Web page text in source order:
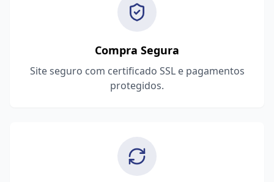
Compra Segura
Site seguro com certificado SSL e pagamentos
protegidos.